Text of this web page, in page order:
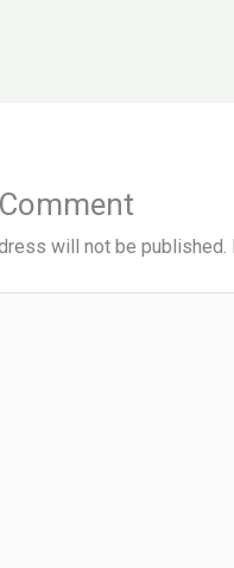
will not be published.